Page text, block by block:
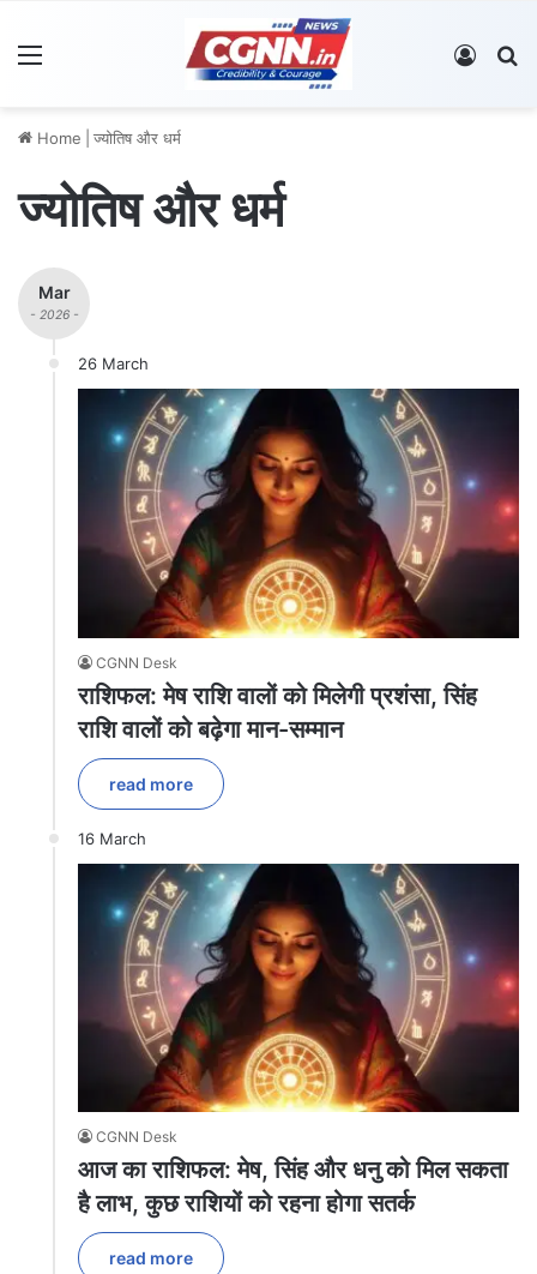
Log In
Home ज्योतिष और धर्म
ज्योतिष और धर्म
Mar
- 2026 -
26 March
CGNN Desk
राशिफल: मेष राशि वालों को मिलेगी प्रशंसा, सिंह
राशि वालों को बढ़ेगा मान-सम्मान
read more
16 March
CGNN Desk
आज का राशिफल: मेष, सिंह और धनु को मिल सकता
है लाभ, कुछ राशियों को रहना होगा सतर्क
read more